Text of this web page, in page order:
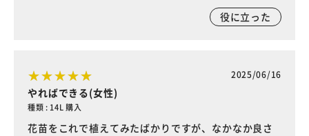
役に立った
2025/06/16
やればできる(女性)
種類 : 14L 購入
花苗をこれで植えてみたばかりですが、なかなか良さ